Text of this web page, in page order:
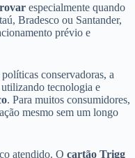
especialmente quando
Bradesco ou Santander,
prévio e
conservadoras, a
tecnologia e
. Para muitos consumidores,
mesmo sem um longo
atendido. O cartão Trigg